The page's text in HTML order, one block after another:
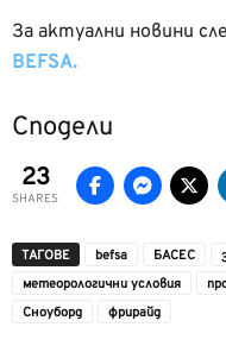
За актуални новини
BEFSA.
Сподели
23
SHARES
ТАГОВЕ befsa БАСЕС
метеорологични условия
Сноуборд
фрирайд